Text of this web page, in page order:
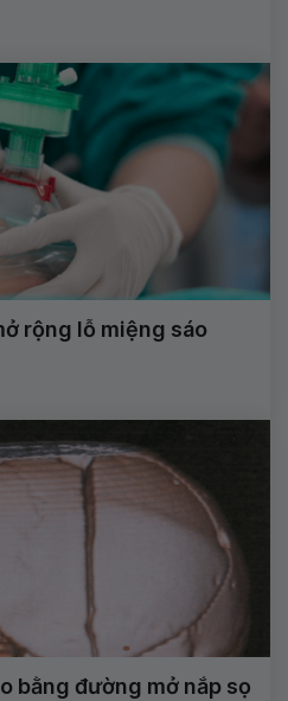
rộng lỗ miệng sáo
bằng đường mở nắp sọ